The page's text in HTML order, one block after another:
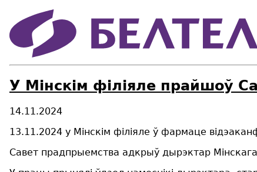
У Мінскім філіяле прайшоў
14.11.2024
13.11.2024 у Мінскім філіяле ў фармаце
Савет прадпрыемства адкрыў дырэктар